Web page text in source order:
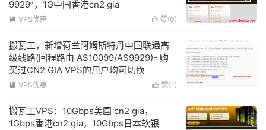
9929”，1G中国香港cn2 gia
 赞(0)
 VPS优惠
搬瓦工，新增荷兰阿姆斯特丹中国联通高
级线路(回程路由 AS10099/AS9929)- 购
买过CN2 GIA VPS的用户均可切换
 赞(1 )
 VPS优惠
搬瓦工VPS：10Gbps美国 cn2 gia，
1Gbps香港cn2 gia，10Gbps日本软银